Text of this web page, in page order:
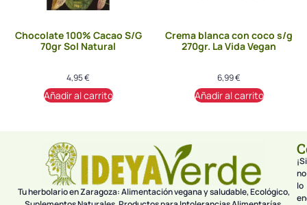
Chocolate 100% Cacao S/G
70gr Sol Natural
4,95€
Añadir al carrito
Crema blanca con coco s/g
270gr. La Vida Vegan
6,99€
Añadir al carrito
Tu herbolario en Zaragoza: Alimentación vegana y saludable, Ecológico,
¡Si
no
lo